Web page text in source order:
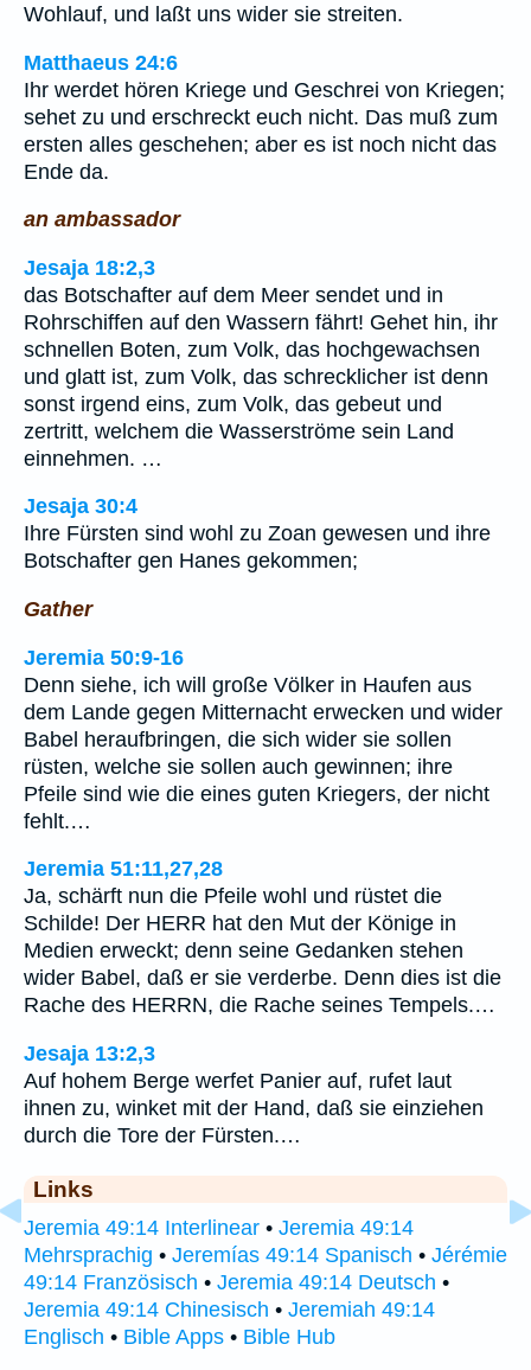
Wohlauf, und laßt uns wider sie streiten.
Matthaeus 24:6
Ihr werdet hören Kriege und Geschrei von Kriegen;
sehet zu und erschreckt euch nicht. Das muß zum
ersten alles geschehen; aber es ist noch nicht das
Ende da.
an ambassador
Jesaja 18:2,3
das Botschafter auf dem Meer sendet und in
Rohrschiffen auf den Wassern fährt! Gehet hin, ihr
schnellen Boten, zum Volk, das hochgewachsen
und glatt ist, zum Volk, das schrecklicher ist denn
sonst irgend eins, zum Volk, das gebeut und
zertritt, welchem die Wasserströme sein Land
einnehmen. …
Jesaja 30:4
Ihre Fürsten sind wohl zu Zoan gewesen und ihre
Botschafter gen Hanes gekommen;
Gather
Jeremia 50:9-16
Denn siehe, ich will große Völker in Haufen aus
dem Lande gegen Mitternacht erwecken und wider
Babel heraufbringen, die sich wider sie sollen
rüsten, welche sie sollen auch gewinnen; ihre
Pfeile sind wie die eines guten Kriegers, der nicht
fehlt.…
Jeremia 51:11,27,28
Ja, schärft nun die Pfeile wohl und rüstet die
Schilde! Der HERR hat den Mut der Könige in
Medien erweckt; denn seine Gedanken stehen
wider Babel, daß er sie verderbe. Denn dies ist die
Rache des HERRN, die Rache seines Tempels.…
Jesaja 13:2,3
Auf hohem Berge werfet Panier auf, rufet laut
ihnen zu, winket mit der Hand, daß sie einziehen
durch die Tore der Fürsten.…
Links
Jeremia 49:14 Interlinear • Jeremia 49:14
Mehrsprachig • Jeremías 49:14 Spanisch • Jérémie
49:14 Französisch • Jeremia 49:14 Deutsch •
Jeremia 49:14 Chinesisch • Jeremiah 49:14
Englisch • Bible Apps • Bible Hub